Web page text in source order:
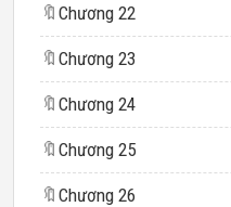
🔖 Chương 22
🔖 Chương 23
🔖 Chương 24
🔖 Chương 25
🔖 Chương 26